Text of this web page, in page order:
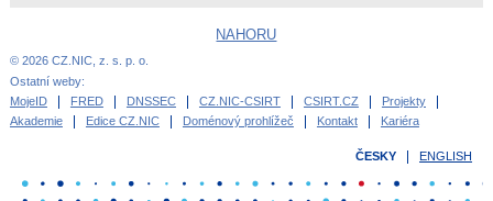
NAHORU
© 2026 CZ.NIC, z. s. p. o.
Ostatní weby:
MojeID
FRED DNSSEC CZ.NIC-CSIRT CSIRT.CZ
Projekty
Akademie
Edice CZ.NIC Doménový prohlížeč Kontakt Kariéra
ČESKY ENGLISH